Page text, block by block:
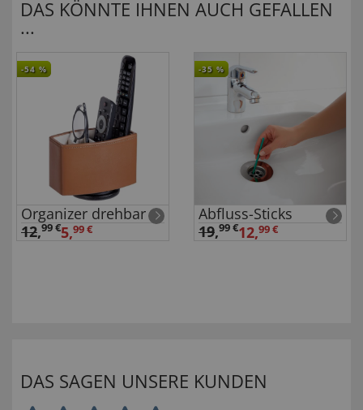
DAS KÖNNTE IHNEN AUCH GEFALLEN
...
-54 %
Organizer drehbar
12,99 €5,99 €
-35 %
Abfluss-Sticks
19,99 €12,99 €
DAS SAGEN UNSERE KUNDEN